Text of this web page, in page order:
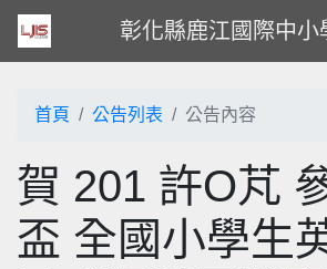
彰化縣鹿江國際中小
首頁 公告列表 公告內容
賀 201 許O芃
盃 全國小學生